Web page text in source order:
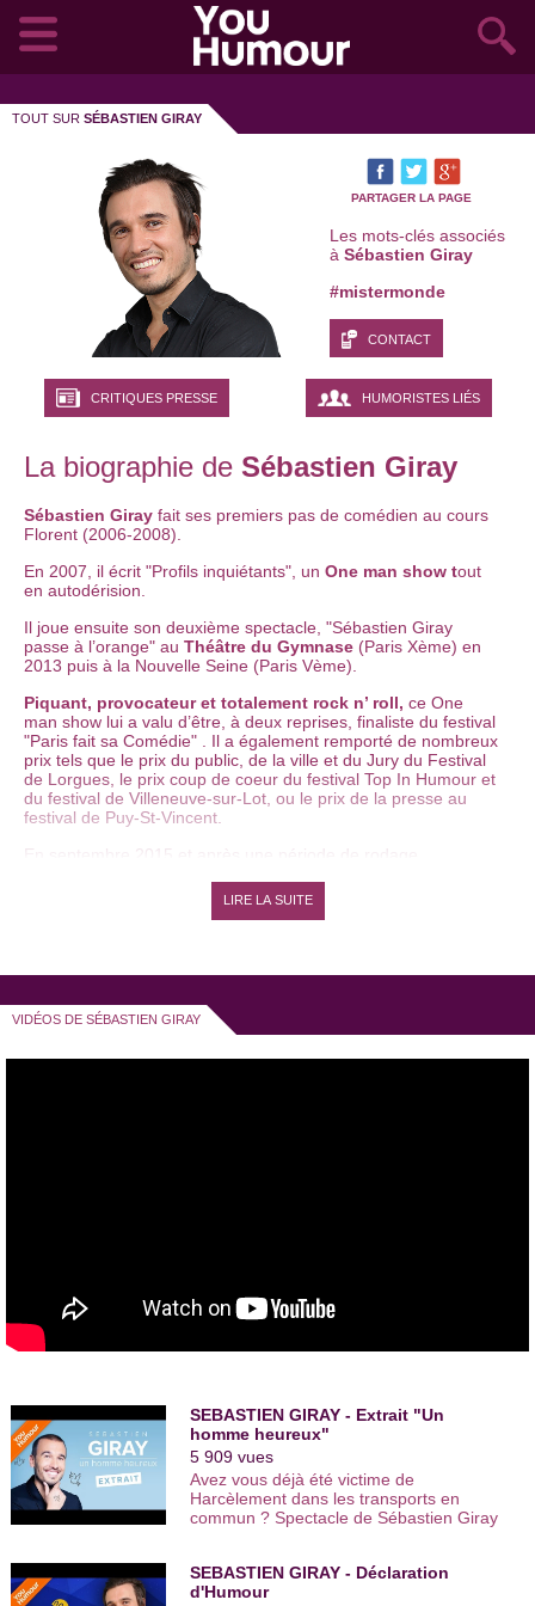
TOUT SUR SÉBASTIEN GIRAY
PARTAGER LA PAGE
Les mots-clés associés
à Sébastien Giray
#mistermonde
CONTACT
CRITIQUES PRESSE HUMORISTES LIÉS
La biographie de Sébastien Giray
Sébastien Giray fait ses premiers pas de comédien au cours
Florent (2006-2008).
En 2007, il écrit "Profils inquiétants", un One man show tout
en autodérision.
Il joue ensuite son deuxième spectacle, "Sébastien Giray
passe à l’orange" au Théâtre du Gymnase (Paris Xème) en
2013 puis à la Nouvelle Seine (Paris Vème).
Piquant, provocateur et totalement rock n’ roll, ce One
man show lui a valu d’être, à deux reprises, finaliste du festival
"Paris fait sa Comédie" . Il a également remporté de nombreux
prix tels que le prix du public, de la ville et du Jury du Festival
de Lorgues, le prix coup de coeur du festival Top In Humour et
du festival de Villeneuve-sur-Lot, ou le prix de la presse au
festival de Puy-St-Vincent.
En septembre 2015 et après une période de rodage,
, un One-man show drôle et tout en finesse,
qu’il crée au Théâtre de L’Archipel (Paris Xème) et qu’il joue
depuis septembre 2012, dans la pièce "La Guerre des sexes",
tout d’abord à laComédie République
un plateau d’humoristes, le "Hold-up Comedy", qui s’est tenu
Il est depuis, passé de l’autre côté, puisque Sébastien Giray
est aujourd’hui l’animateur vedette de l’émission jeunesse "Le
Grand DéfiTOON" sur la chaîne Télétoon+.
LIRE LA SUITE
VIDÉOS DE SÉBASTIEN GIRAY
SEBASTIEN GIRAY - Extrait "Un
homme heureux"
5 909 vues
Avez vous déjà été victime de
Harcèlement dans les transports en
commun ? Spectacle de Sébastien Giray
SEBASTIEN GIRAY - Déclaration
d'Humour